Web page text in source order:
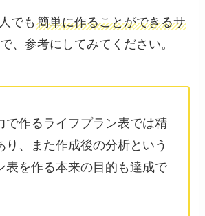
でも簡単に作ることができるサ
、参考にしてみてください。
で作るライフプラン表では精
り、また作成後の分析という
表を作る本来の目的も達成で